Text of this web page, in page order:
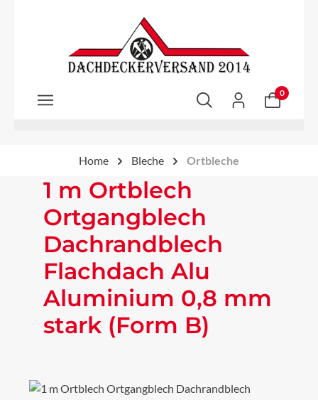
Zum Hauptinhalt springen
0
Home Bleche Ortbleche
1 m Ortblech
Ortgangblech
Dachrandblech
Flachdach Alu
Aluminium 0,8 mm
stark (Form B)
Bildergalerie überspringen